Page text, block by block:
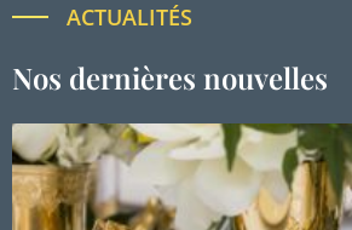
ACTUALITÉS
Nos dernières nouvelles